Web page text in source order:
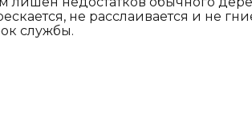
не расслаивается и не
службы.